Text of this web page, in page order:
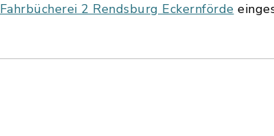
Fahrbücherei 2 Rendsburg Eckernförde